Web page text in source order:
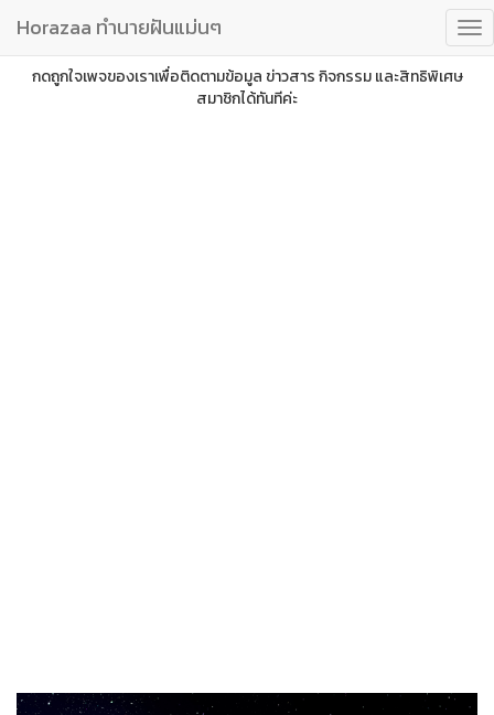
Horazaa ทำนายฝันแม่นๆ
กดถูกใจเพจของเราเพื่อติดตามข้อมูล ข่าวสาร กิจกรรม และสิทธิพิเศษ
สมาชิกได้ทันทีค่ะ